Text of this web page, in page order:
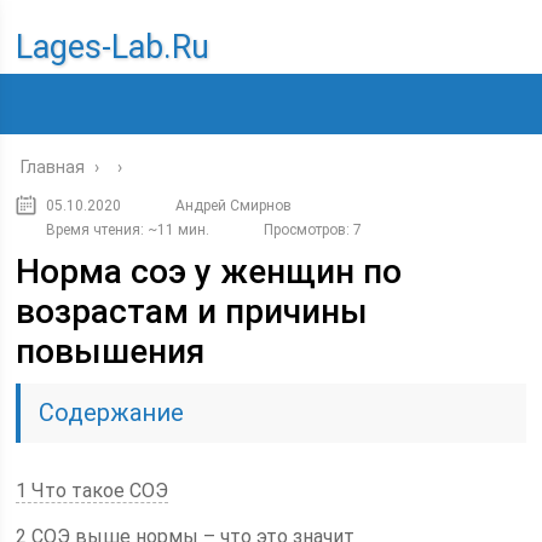
Lages-Lab.ru
Главная › ›
05.10.2020
Андрей Смирнов
Время чтения: ~11 мин.
Просмотров: 7
Норма соэ у женщин по
возрастам и причины
повышения
Содержание
1 Что такое СОЭ
2 СОЭ выше нормы – что это значит